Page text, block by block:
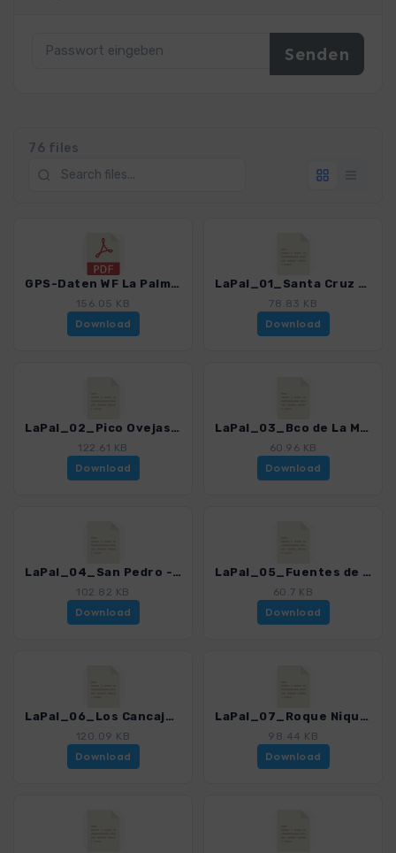
76 files
GPS-Daten WF La Palma - Haftungsausschluss, Nutzungsbedingungen und Hinweise_4246_17.pdf
156.05 KB
Download
LaPal_01_Santa Cruz - Mirador de la Concepcion_4246_17.gpx
78.83 KB
Download
LaPal_02_Pico Ovejas_4246_17.gpx
122.61 KB
Download
LaPal_03_Bco de La Madera_4246_17.gpx
60.96 KB
Download
LaPal_04_San Pedro - El Paso_4246_17.gpx
102.82 KB
Download
LaPal_05_Fuentes de Las Brenas_4246_17.gpx
60.7 KB
Download
LaPal_06_Los Cancajos - Mazo_4246_17.gpx
120.09 KB
Download
LaPal_07_Roque Niquiomo_4246_17.gpx
98.44 KB
Download